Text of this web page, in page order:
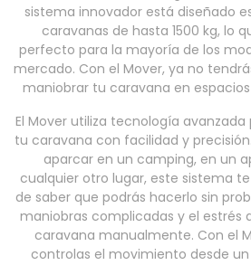
sistema innovador está diseñado
caravanas de hasta 1500 kg, lo
perfecto para la mayoría de los
mercado. Con el Mover, ya no
maniobrar tu caravana en
El Mover utiliza tecnología
tu caravana con facilidad y
aparcar en un camping, en un
cualquier otro lugar, este sistema
de saber que podrás hacerlo sin
maniobras complicadas y el estrés
caravana manualmente. Con el
controlas el movimiento desde